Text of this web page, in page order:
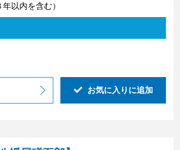
以内を含む）
お気に入りに追加